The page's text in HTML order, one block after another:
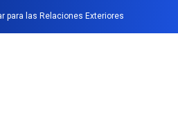
para las Relaciones Exteriores